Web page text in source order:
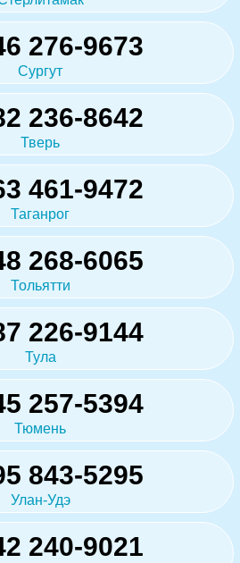
276-9673
Сургут
236-8642
Тверь
461-9472
Таганрог
268-6065
Тольятти
226-9144
Тула
257-5394
Тюмень
843-5295
Улан-Удэ
240-9021